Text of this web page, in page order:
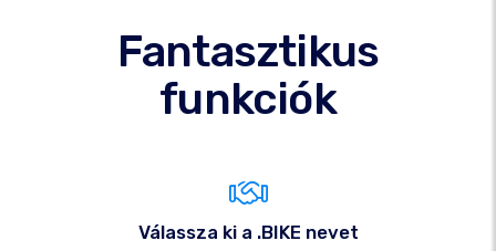
Fantasztikus
funkciók
Válassza ki a .BIKE nevet